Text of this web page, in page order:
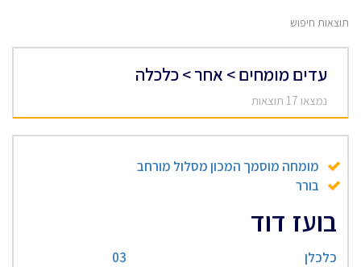
תוצאות חיפוש
עדים מומחים > אחר > כלכלה
נמצאו 17 תוצאות
מומחה מוסמך המכון מסלול מורחב
בורר
בועז דוד
כלכלן 03